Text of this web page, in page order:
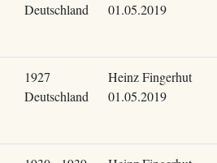
Deutschland
01.05.2019
1927
Deutschland
Heinz Fingerhut
01.05.2019